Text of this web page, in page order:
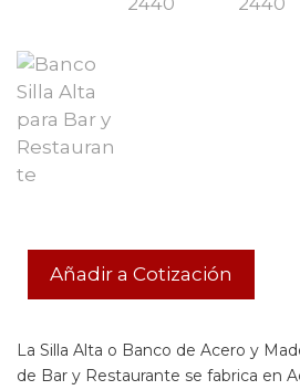
Añadir a Cotización
La Silla Alta o Banco de Acero y
de Bar y Restaurante se fabrica en